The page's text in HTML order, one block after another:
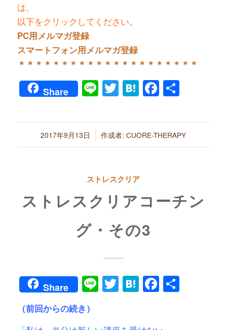
は、
以下をクリックしてください。
PC用メルマガ登録
スマートフォン用メルマガ登録
＊＊＊＊＊＊＊＊＊＊＊＊＊＊＊＊＊＊＊＊＊
Share LineTwitter
Hatena共
2017年9月13日
/ 作成者:CUORE-THERAPY
ストレスクリア
ストレスクリアコーチン
グ・その3
Share LineTwitter
Hatena共
（前回からの続き）